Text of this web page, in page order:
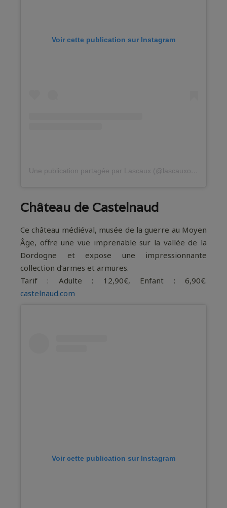
Voir cette publication sur Instagram
Château de Castelnaud
Ce château médiéval, musée de la guerre au Moyen
Âge, offre une vue imprenable sur la vallée de la
Dordogne et expose une impressionnante
collection d’armes et armures.
Tarif : Adulte : 12,90€, Enfant : 6,90€.
castelnaud.com
Voir cette publication sur Instagram